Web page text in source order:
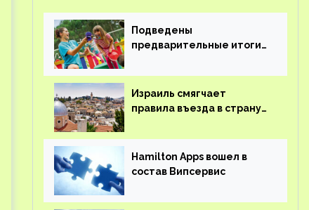
Подведены
предварительные итоги
Израиль смягчает
правила въезда в страну
Hamilton Apps вошел в
состав Випсервис